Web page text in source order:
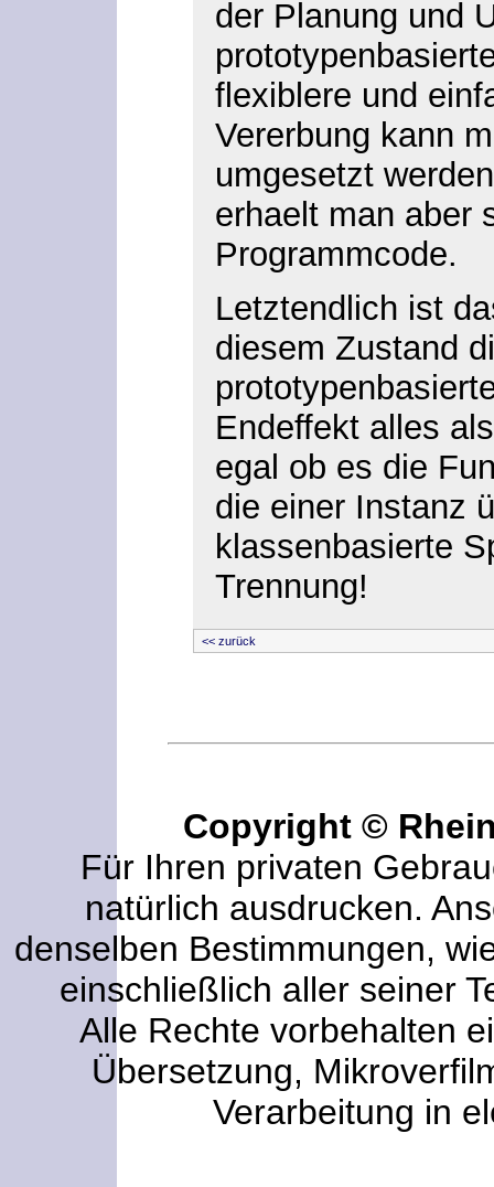
der Planung und
flexiblere und
Vererbung kann
umgesetzt
erhaelt man aber
Programmcode.
Letztendlich ist
diesem Zustand
Endeffekt alles
egal ob es die
die einer Instanz
klassenbasierte
Trennung!
<< zurück
Copyright ©
Für Ihren privaten
natürlich ausdrucken.
denselben Bestimmungen,
einschließlich aller seiner
Alle Rechte vorbehalten
Übersetzung,
Verarbeitung in